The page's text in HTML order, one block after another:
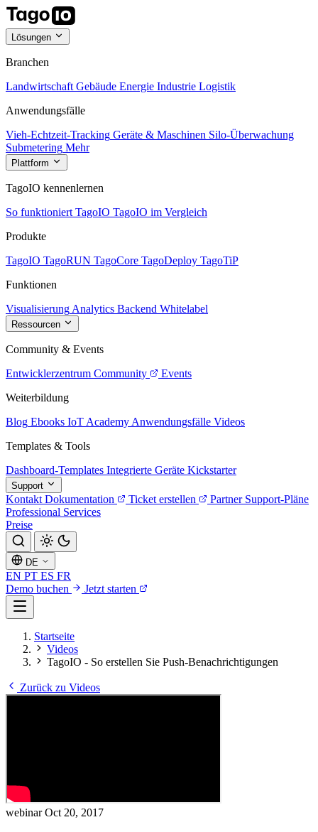
Lösungen
Branchen
Landwirtschaft Gebäude Energie Industrie Logistik
Anwendungsfälle
Vieh-Echtzeit-Tracking Geräte & Maschinen Silo-Überwachung
Submetering Mehr
Plattform
TagoIO kennenlernen
So funktioniert TagoIO TagoIO im Vergleich
Produkte
TagoIO TagoRUN TagoCore TagoDeploy TagoTiP
Funktionen
Visualisierung Analytics Backend Whitelabel
Ressourcen
Community & Events
Entwicklerzentrum Community
Events
Weiterbildung
Blog Ebooks IoT Academy Anwendungsfälle Videos
Templates & Tools
Dashboard-Templates Integrierte Geräte Kickstarter
Support
Kontakt Dokumentation Ticket erstellen Partner Support-Pläne
Professional Services
Preise
DE
EN PT ES FR
Demo buchen
Jetzt starten
Startseite
Videos
TagoIO - So erstellen Sie Push-Benachrichtigungen
Zurück zu Videos
webinarOct 20, 2017